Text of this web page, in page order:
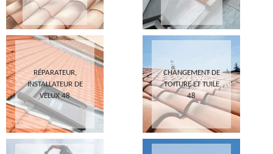
RÉPARATEUR,
INSTALLATEUR DE
VELUX 48
CHANGEMENT DE
TOITURE ET TUILE
48